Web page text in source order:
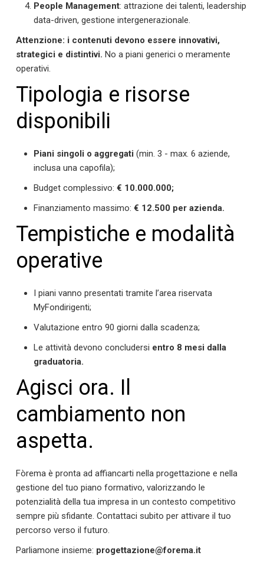
People Management: attrazione dei talenti, leadership
data-driven, gestione intergenerazionale.
Attenzione: i contenuti devono essere innovativi,
strategici e distintivi. No a piani generici o meramente
operativi.
Tipologia e risorse
disponibili
Piani singoli o aggregati (min. 3 - max. 6 aziende,
inclusa una capofila);
Budget complessivo: € 10.000.000;
Finanziamento massimo: € 12.500 per azienda.
Tempistiche e modalità
operative
I piani vanno presentati tramite l’area riservata
MyFondirigenti;
Valutazione entro 90 giorni dalla scadenza;
Le attività devono concludersi entro 8 mesi dalla
graduatoria.
Agisci ora. Il
cambiamento non
aspetta.
Fòrema è pronta ad affiancarti nella progettazione e nella
gestione del tuo piano formativo, valorizzando le
potenzialità della tua impresa in un contesto competitivo
sempre più sfidante. Contattaci subito per attivare il tuo
percorso verso il futuro.
Parliamone insieme: progettazione@forema.it